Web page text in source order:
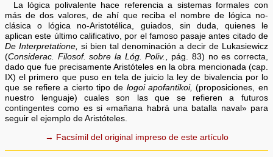
La lógica polivalente hace referencia a sistemas formales con
más de dos valores, de ahí que reciba el nombre de lógica no-
clásica o lógica no-Aristotélica, guiados, sin duda, quienes le
aplican este último calificativo, por el famoso pasaje antes citado de
De Interpretatione, si bien tal denominación a decir de Lukasiewicz
(Considerac. Filosof. sobre la Lóg. Poliv., pág. 83) no es correcta,
dado que fue precisamente Aristóteles en la obra mencionada (cap.
IX) el primero que puso en tela de juicio la ley de bivalencia por lo
que se refiere a cierto tipo de logoi apofantikoi, (proposiciones, en
nuestro lenguaje) cuales son las que se refieren a futuros
contingentes como es si «mañana habrá una batalla naval» para
seguir el ejemplo de Aristóteles.
→ Facsímil del original impreso de este artículo